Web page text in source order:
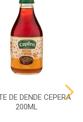
DE DENDE CEPERA
200ML